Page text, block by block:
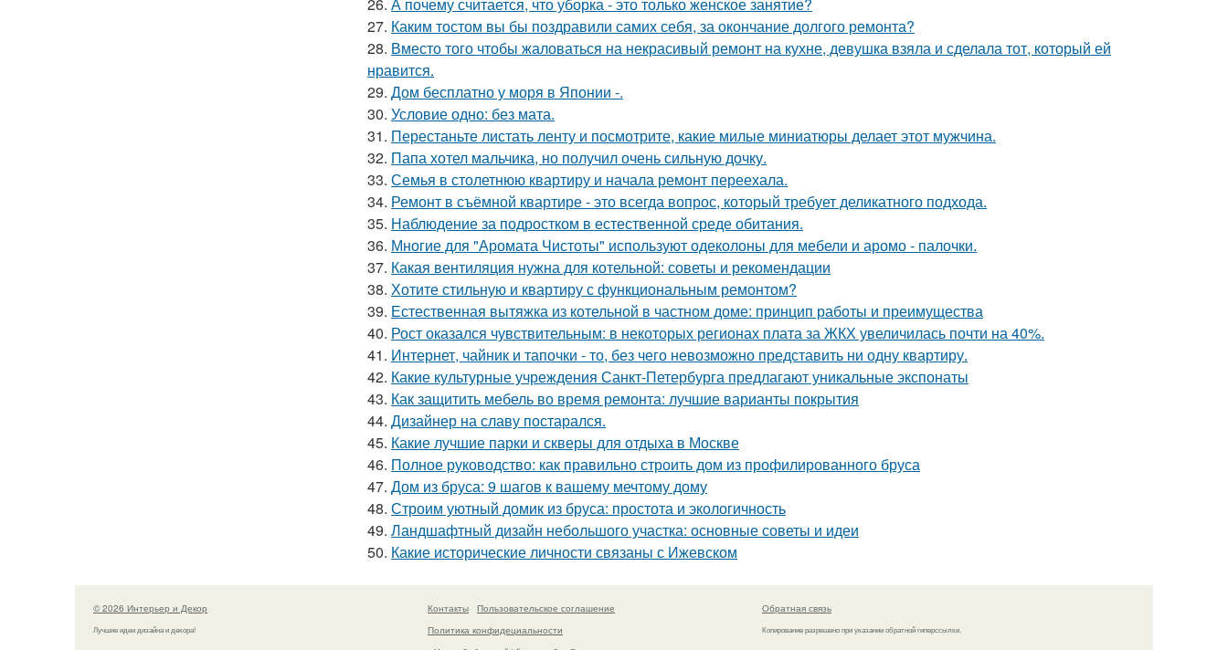
27. Каким тостом вы бы поздравили самих себя, за окончание долгого ремонта?
28. Вместо того чтобы жаловаться на некрасивый ремонт на кухне, девушка взяла и сделала тот, который ей
нравится.
29. Дом бесплатно у моря в Японии -.
30. Условие одно: без мата.
31. Перестаньте листать ленту и посмотрите, какие милые миниатюры делает этот мужчина.
32. Папа хотел мальчика, но получил очень сильную дочку.
33. Семья в столетнюю квартиру и начала ремонт переехала.
34. Ремонт в съёмной квартире - это всегда вопрос, который требует деликатного подхода.
35. Наблюдение за подростком в естественной среде обитания.
36. Многие для "Аромата Чистоты" используют одеколоны для мебели и аромо - палочки.
37. Какая вентиляция нужна для котельной: советы и рекомендации
38. Хотите стильную и квартиру с функциональным ремонтом?
39. Естественная вытяжка из котельной в частном доме: принцип работы и преимущества
40. Рост оказался чувствительным: в некоторых регионах плата за ЖКХ увеличилась почти на 40%.
41. Интернет, чайник и тапочки - то, без чего невозможно представить ни одну квартиру.
42. Какие культурные учреждения Санкт-Петербурга предлагают уникальные экспонаты
43. Как защитить мебель во время ремонта: лучшие варианты покрытия
44. Дизайнер на славу постарался.
45. Какие лучшие парки и скверы для отдыха в Москве
46. Полное руководство: как правильно строить дом из профилированного бруса
47. Дом из бруса: 9 шагов к вашему мечтому дому
48. Строим уютный домик из бруса: простота и экологичность
49. Ландшафтный дизайн небольшого участка: основные советы и идеи
50. Какие исторические личности связаны с Ижевском
© 2026 Интерьер и Декор
Лучшие идеи дизайна и декора!
Контакты
Пользовательское соглашение
Политика конфидециальности
Обратная связь
Копирование разрешено при указании обратной гиперссылки.